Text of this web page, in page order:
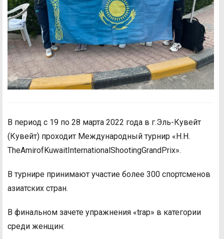
В период с 19 по 28 марта 2022 года в г.Эль-Кувейт
(Кувейт) проходит Международный турнир «H.H.
TheAmirofKuwaitInternationalShootingGrandPrix».
В турнире принимают участие более 300 спортсменов
азиатских стран.
В финальном зачете упражнения «trap» в категории
среди женщин: